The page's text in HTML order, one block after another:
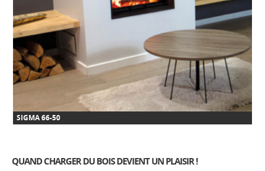
SIGMA 66-50
QUAND CHARGER DU BOIS DEVIENT UN PLAISIR !